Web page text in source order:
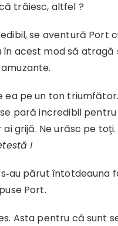
trăiesc, altfel ?
se aventură Port
în acest mod să atragă
ea pe un ton
pară incredibil pentru
grijă. Ne urăsc pe toţi.
!
părut întotdeauna
Port.
Asta pentru că sunt